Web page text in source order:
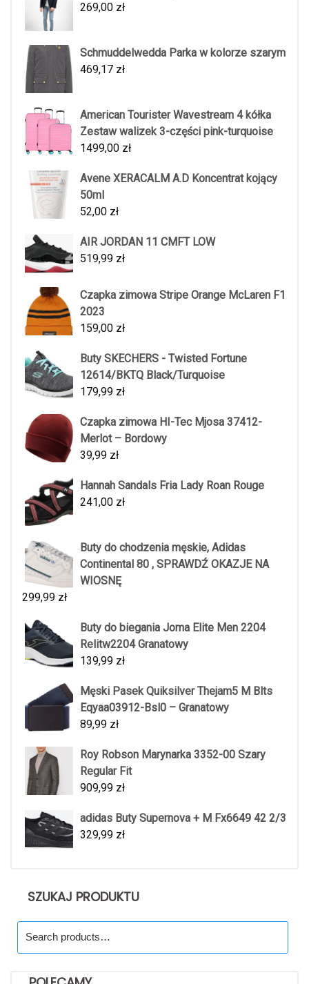
269,00 zł
Schmuddelwedda Parka w kolorze szarym
469,17 zł
American Tourister Wavestream 4 kółka
Zestaw walizek 3-części pink-turquoise
1499,00 zł
Avene XERACALM A.D Koncentrat kojący
50ml
52,00 zł
AIR JORDAN 11 CMFT LOW
519,99 zł
Czapka zimowa Stripe Orange McLaren F1
2023
159,00 zł
Buty SKECHERS - Twisted Fortune
12614/BKTQ Black/Turquoise
179,99 zł
Czapka zimowa HI-Tec Mjosa 37412-
Merlot – Bordowy
39,99 zł
Hannah Sandals Fria Lady Roan Rouge
241,00 zł
Buty do chodzenia męskie, Adidas
Continental 80 , SPRAWDŹ OKAZJE NA
WIOSNĘ
299,99 zł
Buty do biegania Joma Elite Men 2204
Relitw2204 Granatowy
139,99 zł
Męski Pasek Quiksilver Thejam5 M Blts
Eqyaa03912-Bsl0 – Granatowy
89,99 zł
Roy Robson Marynarka 3352-00 Szary
Regular Fit
909,99 zł
adidas Buty Supernova + M Fx6649 42 2/3
329,99 zł
SZUKAJ PRODUKTU
for: